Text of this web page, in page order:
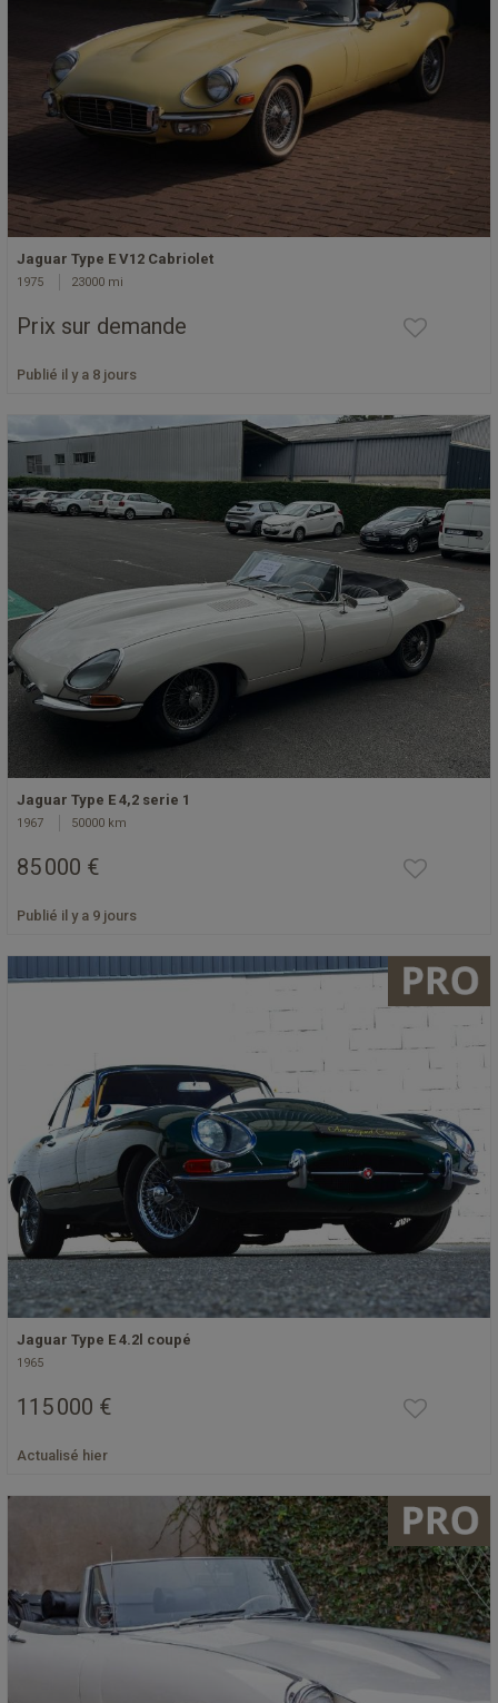
Jaguar Type E V12 Cabriolet
1975 23000 mi
Prix sur demande
Publié il y a 8 jours
Jaguar Type E 4,2 serie 1
1967 50000 km
85 000 €
Publié il y a 9 jours
Jaguar Type E 4.2l coupé
1965
115 000 €
Actualisé hier